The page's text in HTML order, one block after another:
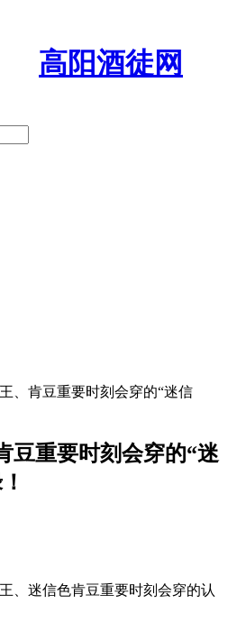
高阳酒徒网
、肯豆重要时刻会穿的“迷信
豆重要时刻会穿的“迷
迷信色肯豆重要时刻会穿的认